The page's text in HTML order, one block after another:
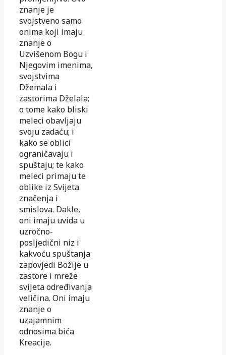
znanje je
svojstveno samo
onima koji imaju
znanje o
Uzvišenom Bogu i
Njegovim imenima,
svojstvima
Džemala i
zastorima Dželala;
o tome kako bliski
meleci obavljaju
svoju zadaću; i
kako se oblici
ograničavaju i
spuštaju; te kako
meleci primaju te
oblike iz Svijeta
značenja i
smislova. Dakle,
oni imaju uvida u
uzročno-
posljedični niz i
kakvoću spuštanja
zapovjedi Božije u
zastore i mreže
svijeta određivanja
veličina. Oni imaju
znanje o
uzajamnim
odnosima bića
Kreacije.